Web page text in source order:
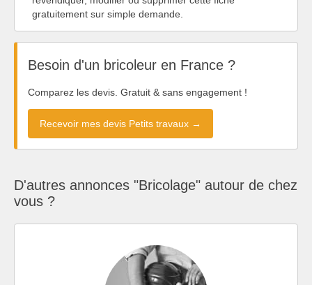
gratuitement sur simple demande.
Besoin d'un bricoleur en France ?
Comparez les devis. Gratuit & sans engagement !
Recevoir mes devis Petits travaux →
D'autres annonces "Bricolage" autour de chez
vous ?